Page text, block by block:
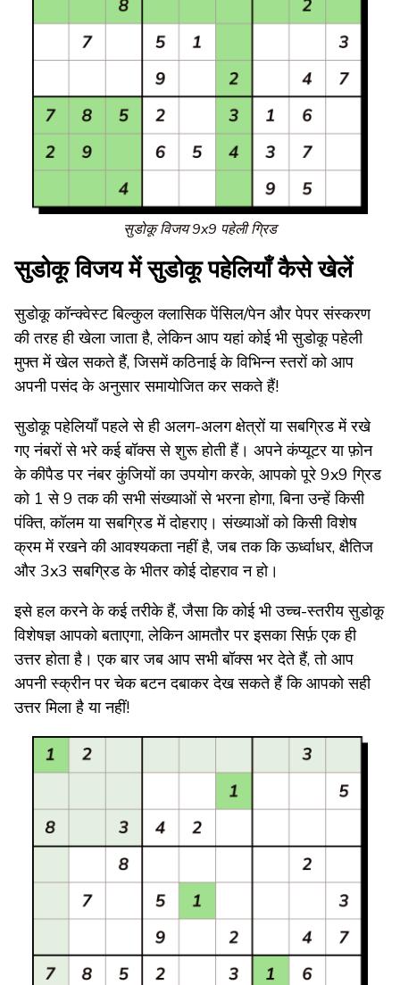
सुडोकू विजय 9x9 पहेली ग्रिड
सुडोकू विजय में सुडोकू पहेलियाँ कैसे खेलें
सुडोकू कॉन्क्वेस्ट बिल्कुल क्लासिक पेंसिल/पेन और पेपर संस्करण
की तरह ही खेला जाता है, लेकिन आप यहां कोई भी सुडोकू पहेली
मुफ्त में खेल सकते हैं, जिसमें कठिनाई के विभिन्न स्तरों को आप
अपनी पसंद के अनुसार समायोजित कर सकते हैं!
सुडोकू पहेलियाँ पहले से ही अलग-अलग क्षेत्रों या सबग्रिड में रखे
गए नंबरों से भरे कई बॉक्स से शुरू होती हैं। अपने कंप्यूटर या फ़ोन
के कीपैड पर नंबर कुंजियों का उपयोग करके, आपको पूरे 9x9 ग्रिड
को 1 से 9 तक की सभी संख्याओं से भरना होगा, बिना उन्हें किसी
पंक्ति, कॉलम या सबग्रिड में दोहराए। संख्याओं को किसी विशेष
क्रम में रखने की आवश्यकता नहीं है, जब तक कि ऊर्ध्वाधर, क्षैतिज
और 3x3 सबग्रिड के भीतर कोई दोहराव न हो।
इसे हल करने के कई तरीके हैं, जैसा कि कोई भी उच्च-स्तरीय सुडोकू
विशेषज्ञ आपको बताएगा, लेकिन आमतौर पर इसका सिर्फ़ एक ही
उत्तर होता है। एक बार जब आप सभी बॉक्स भर देते हैं, तो आप
अपनी स्क्रीन पर चेक बटन दबाकर देख सकते हैं कि आपको सही
उत्तर मिला है या नहीं!